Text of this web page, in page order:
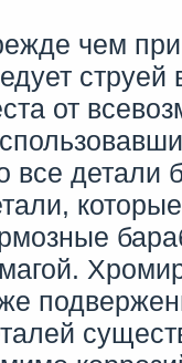
чем
от
все детали